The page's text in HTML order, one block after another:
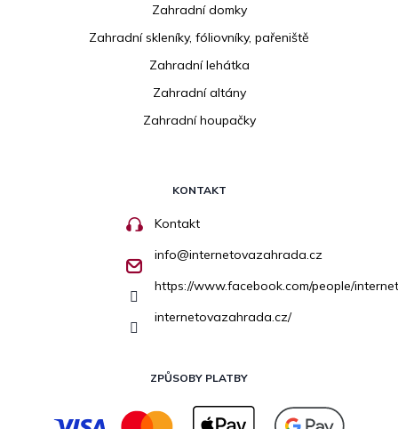
Zahradní domky
Zahradní skleníky, fóliovníky, pařeniště
Zahradní lehátka
Zahradní altány
Zahradní houpačky
KONTAKT
Kontakt
info@internetovazahrada.cz
https://www.facebook.com/people/
internetovazahrada.cz/
ZPŮSOBY PLATBY